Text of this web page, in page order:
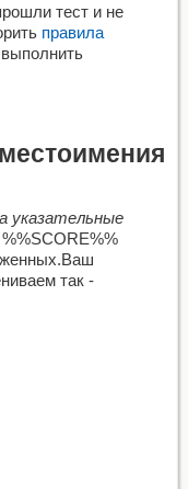
тест и не
правила
указательные
так -